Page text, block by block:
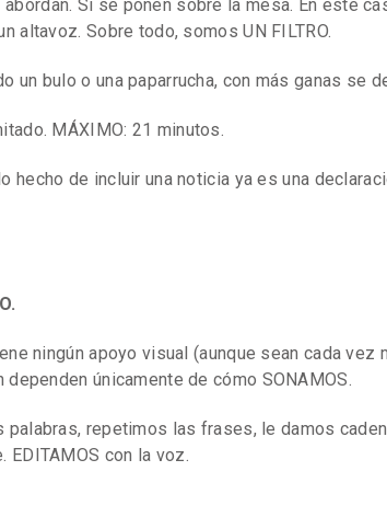
abordan. Sí se ponen sobre la mesa. En este
altavoz. Sobre todo, somos UN FILTRO.
un bulo o una paparrucha, con más ganas se
MÁXIMO: 21 minutos.
hecho de incluir una noticia ya es una
ningún apoyo visual (aunque sean cada vez
únicamente de cómo SONAMOS.
palabras, repetimos las frases, le damos
EDITAMOS con la voz.